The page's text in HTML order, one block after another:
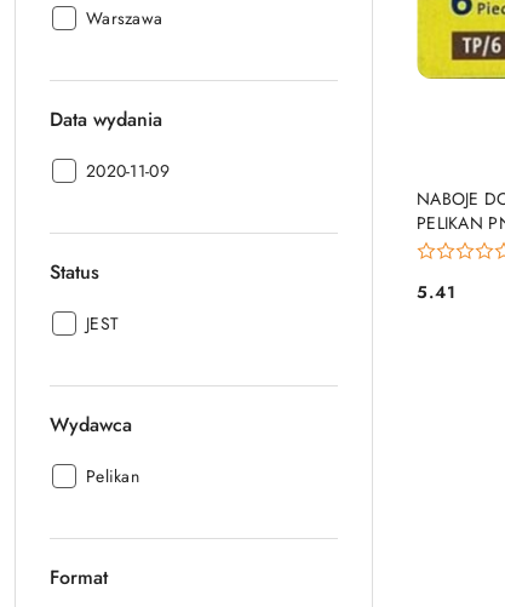
Magazyn
Warszawa
Data wydania
Data
2020-11-09
Status
Status:
JEST
Wydawca
Wydawca:
Pelikan
Format
NABOJE
PELIKAN
Cena:
5.41